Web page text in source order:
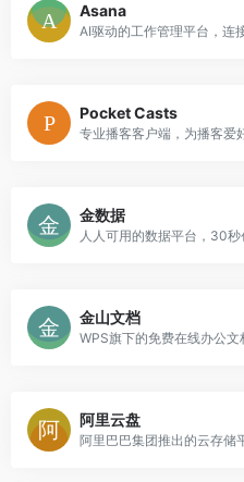
Asana
AI驱动的工作管理平台，连
Pocket Casts
专业播客客户端，为播客爱
金数据
人人可用的数据平台，30
金山文档
WPS旗下的免费在线办公
阿里云盘
阿里巴巴集团推出的云存储